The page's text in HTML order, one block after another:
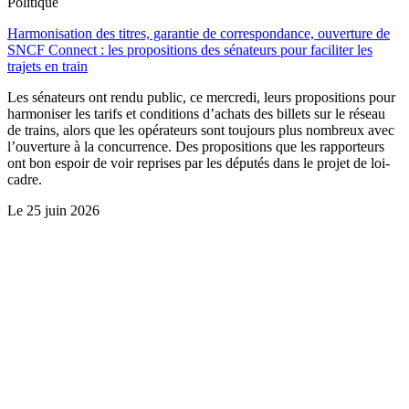
Harmonisation des titres, garantie de correspondance, ouverture de
SNCF Connect : les propositions des sénateurs pour faciliter les
trajets en train
Les sénateurs ont rendu public, ce mercredi, leurs propositions pour
harmoniser les tarifs et conditions d’achats des billets sur le réseau
de trains, alors que les opérateurs sont toujours plus nombreux avec
l’ouverture à la concurrence. Des propositions que les rapporteurs
ont bon espoir de voir reprises par les députés dans le projet de loi-
cadre.
Le 25 juin 2026